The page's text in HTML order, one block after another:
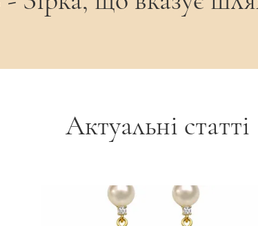
Актуальні статті